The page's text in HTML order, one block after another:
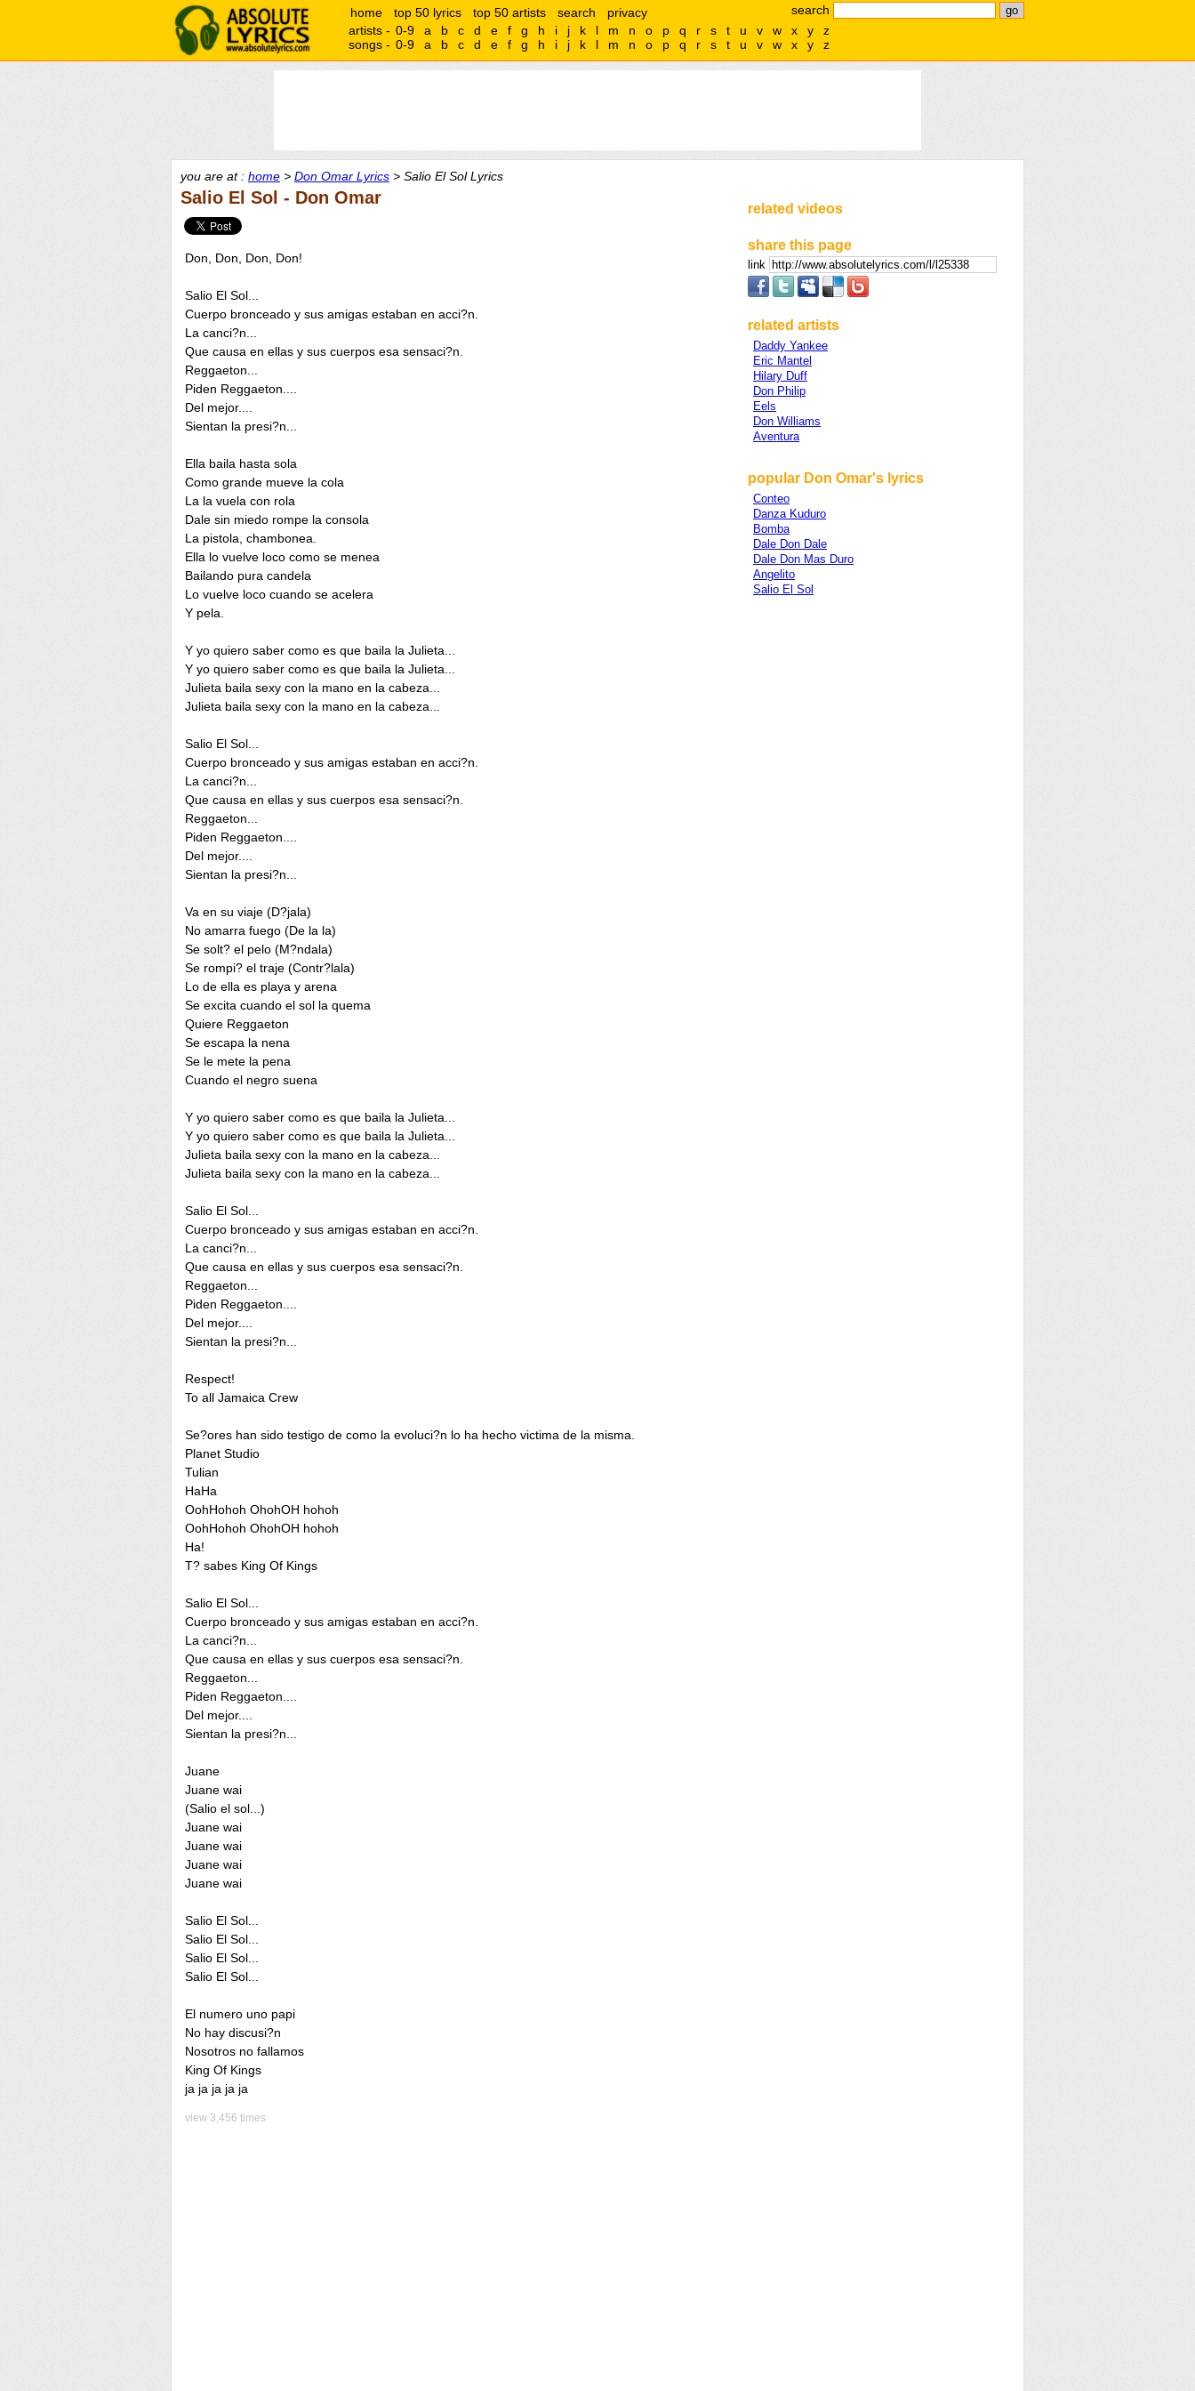
search
home top 50 lyrics top 50 artists search
privacy
artists - 0-9 a b c d e f g h i j k l m n o p q r s t u v w x y
z
songs - 0-9 a b c d e f g h i j k l m n o p q r s t u v w x y z
you are at : home > Don Omar Lyrics > Salio El Sol Lyrics
Salio El Sol - Don Omar
Don, Don, Don, Don!
Salio El Sol...
Cuerpo bronceado y sus amigas estaban en acci?n.
La canci?n...
Que causa en ellas y sus cuerpos esa sensaci?n.
Reggaeton...
Piden Reggaeton....
Del mejor....
Sientan la presi?n...
Ella baila hasta sola
Como grande mueve la cola
La la vuela con rola
Dale sin miedo rompe la consola
La pistola, chambonea.
Ella lo vuelve loco como se menea
Bailando pura candela
Lo vuelve loco cuando se acelera
Y pela.
Y yo quiero saber como es que baila la Julieta...
Y yo quiero saber como es que baila la Julieta...
Julieta baila sexy con la mano en la cabeza...
Julieta baila sexy con la mano en la cabeza...
Salio El Sol...
Cuerpo bronceado y sus amigas estaban en acci?n.
La canci?n...
Que causa en ellas y sus cuerpos esa sensaci?n.
Reggaeton...
Piden Reggaeton....
Del mejor....
Sientan la presi?n...
Va en su viaje (D?jala)
No amarra fuego (De la la)
Se solt? el pelo (M?ndala)
Se rompi? el traje (Contr?lala)
Lo de ella es playa y arena
Se excita cuando el sol la quema
Quiere Reggaeton
Se escapa la nena
Se le mete la pena
Cuando el negro suena
Y yo quiero saber como es que baila la Julieta...
Y yo quiero saber como es que baila la Julieta...
Julieta baila sexy con la mano en la cabeza...
Julieta baila sexy con la mano en la cabeza...
Salio El Sol...
Cuerpo bronceado y sus amigas estaban en acci?n.
La canci?n...
Que causa en ellas y sus cuerpos esa sensaci?n.
Reggaeton...
Piden Reggaeton....
Del mejor....
Sientan la presi?n...
Respect!
To all Jamaica Crew
Se?ores han sido testigo de como la evoluci?n lo ha hecho victima de la misma.
Planet Studio
Tulian
HaHa
OohHohoh OhohOH hohoh
OohHohoh OhohOH hohoh
Ha!
T? sabes King Of Kings
Salio El Sol...
Cuerpo bronceado y sus amigas estaban en acci?n.
La canci?n...
Que causa en ellas y sus cuerpos esa sensaci?n.
Reggaeton...
Piden Reggaeton....
Del mejor....
Sientan la presi?n...
Juane
Juane wai
(Salio el sol...)
Juane wai
Juane wai
Juane wai
Juane wai
Salio El Sol...
Salio El Sol...
Salio El Sol...
Salio El Sol...
El numero uno papi
No hay discusi?n
Nosotros no fallamos
King Of Kings
ja ja ja ja ja
view 3,456 times
related videos
share this page
link
related artists
Daddy Yankee
Eric Mantel
Hilary Duff
Don Philip
Eels
Don Williams
Aventura
popular Don Omar's lyrics
Conteo
Danza Kuduro
Bomba
Dale Don Dale
Dale Don Mas Duro
Angelito
Salio El Sol